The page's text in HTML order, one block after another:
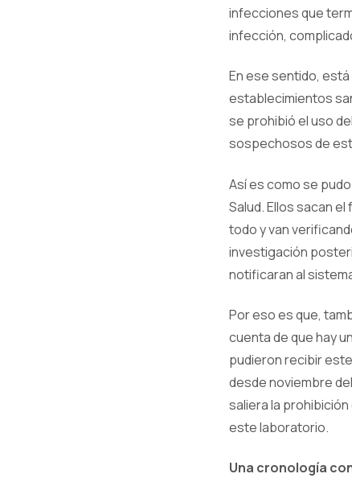
infecciones que
infección,
En ese sentido, está
establecimientos
se prohibió el uso
sospechosos de
Así es como se
Salud. Ellos sacan
todo y van
investigación
notificaran al
Por eso es que,
cuenta de que hay
pudieron recibir
desde noviembre
saliera la
este laboratorio.
Una cronología